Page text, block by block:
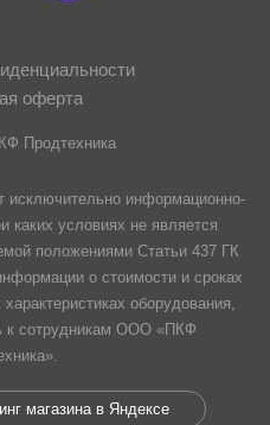
оферта
Продтехника
исключительно информационно-
каких условиях не является
положениями Статьи 437 ГК
о стоимости и сроках
оборудования,
к сотрудникам ООО «ПКФ
магазина в Яндексе